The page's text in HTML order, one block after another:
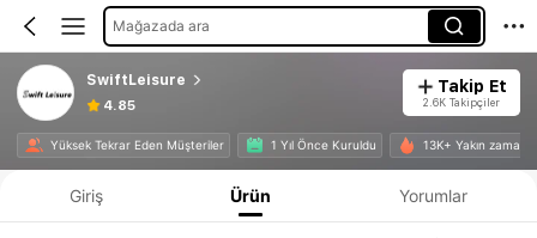
Mağazada ara
SwiftLeisure
4.85
Takip Et
2.6K Takipçiler
Yüksek Tekrar Eden Müşteriler 1 Yıl Önce Kuruldu 13K+ Yakın
Giriş Ürün Yorumlar